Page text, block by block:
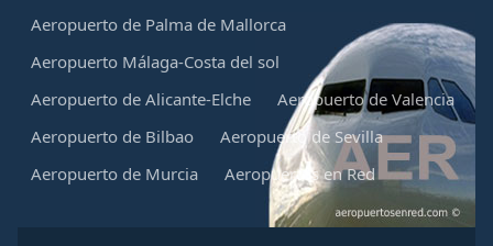
Aeropuerto de Palma de Mallorca
Aeropuerto Málaga-Costa del sol
Aeropuerto de Alicante-Elche
Aeropuerto de Valencia
Aeropuerto de Bilbao
Aeropuerto de Sevilla
Aeropuerto de Murcia
Aeropuertos en Red